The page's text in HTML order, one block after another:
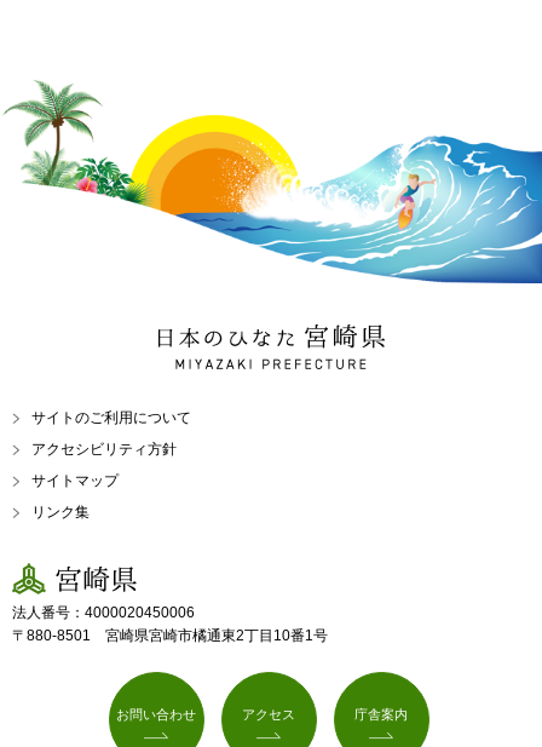
日本のひなた 宮崎県
MIYAZAKI PREFECTURE
サイトのご利用について
アクセシビリティ方針
サイトマップ
リンク集
宮崎県
法人番号：4000020450006
〒880-8501 宮崎県宮崎市橘通東2丁目10番1号
お問い合わせ アクセス 庁舎案内